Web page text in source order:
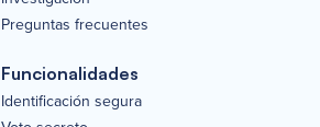
Preguntas frecuentes
Funcionalidades
Identificación segura